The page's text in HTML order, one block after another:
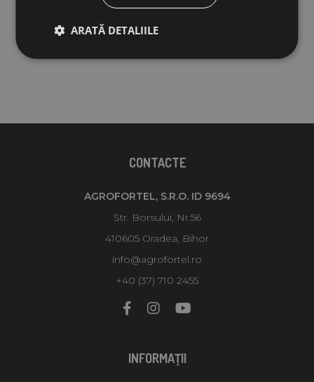
ADAUGĂ ÎN COŞ
CONTACTE
AGROFORTEL, S.R.O. ID 9694
Str. Borsului, Nr.56
410605 Oradea, Bihor
info@agrofortel.ro
+40 (37) 710 2455
INFORMAŢII
ARATĂ DETALIILE